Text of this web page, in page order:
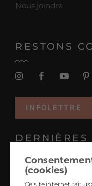
Nous joindre
RESTONS
INFOLETTRE
DERNIÈRES
Projets coup de
(cookies)
Ce site internet fait